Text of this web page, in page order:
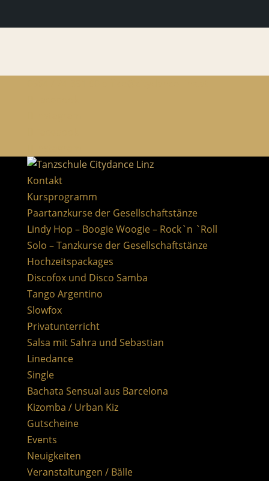
Kontakt
Kursprogramm
Paartanzkurse der Gesellschaftstänze
Lindy Hop – Boogie Woogie – Rock`n `Roll
Solo – Tanzkurse der Gesellschaftstänze
Hochzeitspackages
Discofox und Disco Samba
Tango Argentino
Slowfox
Privatunterricht
Salsa mit Sahra und Sebastian
Linedance
Single
Bachata Sensual aus Barcelona
Kizomba / Urban Kiz
Gutscheine
Events
Neuigkeiten
Veranstaltungen / Bälle